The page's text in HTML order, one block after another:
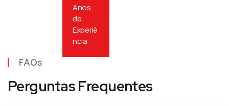
Anos
de
Experiê
ncia
FAQs
Perguntas Frequentes